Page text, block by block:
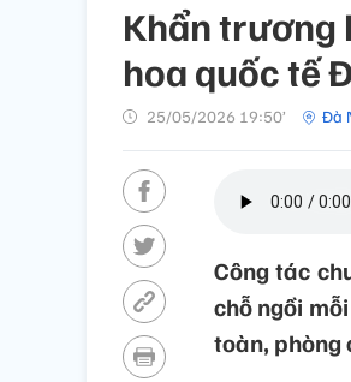
Khẩn trương
hoa quốc tế
25/05/2026 19:50’ Đà
Công tác
chỗ ngồi
toàn, phòng